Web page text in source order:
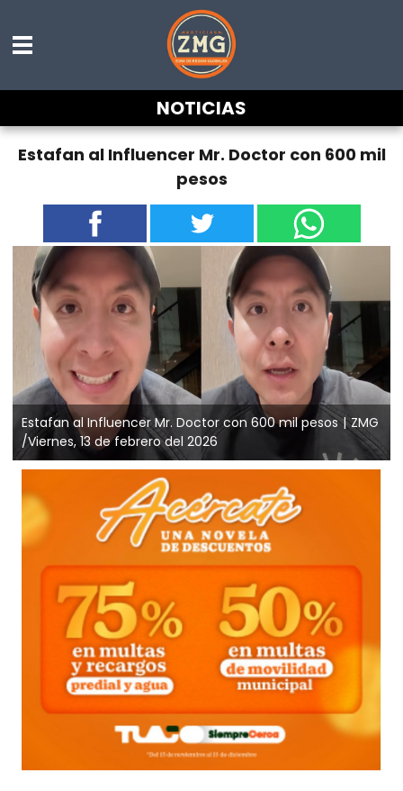
NOTICIAS
Estafan al Influencer Mr. Doctor con 600 mil
pesos
Estafan al Influencer Mr. Doctor con 600 mil pesos
ZMG
/Viernes, 13 de febrero del 2026